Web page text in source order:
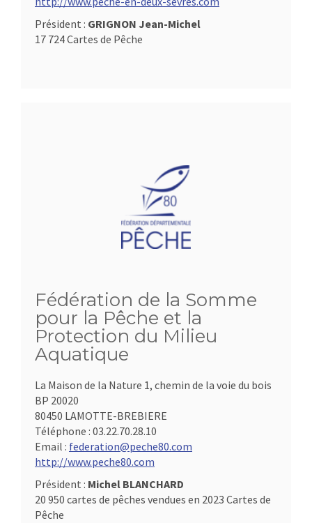
Président : GRIGNON Jean-Michel
17 724 Cartes de Pêche
Fédération de la Somme
pour la Pêche et la
Protection du Milieu
Aquatique
La Maison de la Nature 1, chemin de la voie du bois
BP 20020
80450 LAMOTTE-BREBIERE
Téléphone : 03.22.70.28.10
Email : federation@peche80.com
http://www.peche80.com
Président : Michel BLANCHARD
20 950 cartes de pêches vendues en 2023 Cartes de
Pêche